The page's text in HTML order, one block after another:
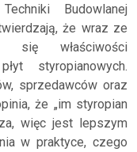
Budowlanej
że wraz ze
się właściwości
styropianowych.
sprzedawców oraz
że „im styropian
więc jest lepszym
w praktyce, czego